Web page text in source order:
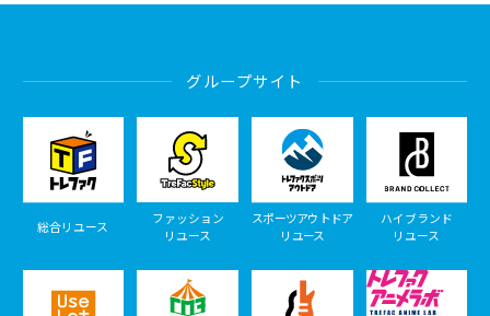
グループサイト
総合リユース
ファッション
リユース
スポーツアウトドア
リユース
ハイブランド
リユース